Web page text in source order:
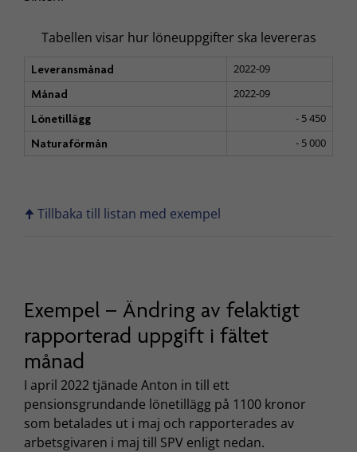
Tabellen visar hur löneuppgifter ska levereras
Leveransmånad
2022-09
Månad
2022-09
Lönetillägg
- 5 450
Naturaförmån
- 5 000
🠉 Tillbaka till listan med exempel
Exempel – Ändring av felaktigt
rapporterad uppgift i fältet
månad
I april 2022 tjänade Anton in till ett
pensionsgrundande lönetillägg på 1100 kronor
som betalades ut i maj och rapporterades av
arbetsgivaren i maj till SPV enligt nedan.